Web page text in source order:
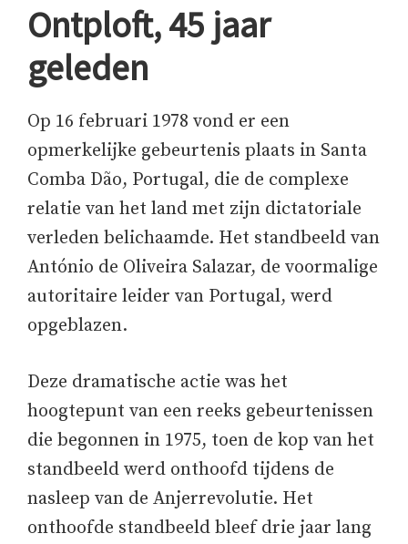
Ontploft, 45 jaar
geleden
Op 16 februari 1978 vond er een
opmerkelijke gebeurtenis plaats in Santa
Comba Dão, Portugal, die de complexe
relatie van het land met zijn dictatoriale
verleden belichaamde. Het standbeeld van
António de Oliveira Salazar, de voormalige
autoritaire leider van Portugal, werd
opgeblazen.
Deze dramatische actie was het
hoogtepunt van een reeks gebeurtenissen
die begonnen in 1975, toen de kop van het
standbeeld werd onthoofd tijdens de
nasleep van de Anjerrevolutie. Het
onthoofde standbeeld bleef drie jaar lang